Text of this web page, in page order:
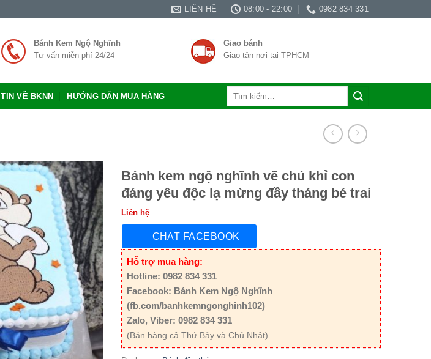
LIÊN HỆ 08:00 - 22:00 0982 834 331
Bánh Kem Ngộ Nghĩnh
Tư vấn miễn phí 24/24
Giao bánh
Giao tận nơi tại TPHCM
TIN VỀ BKNN HƯỚNG DẪN MUA HÀNG
Bánh kem ngộ nghĩnh vẽ chú khỉ con
đáng yêu độc lạ mừng đầy tháng bé trai
Liên hệ
CHAT FACEBOOK
Hỗ trợ mua hàng:
Hotline: 0982 834 331
Facebook: Bánh Kem Ngộ Nghĩnh
(fb.com/banhkemngonghinh102)
Zalo, Viber: 0982 834 331
(Bán hàng cả Thứ Bảy và Chủ Nhật)